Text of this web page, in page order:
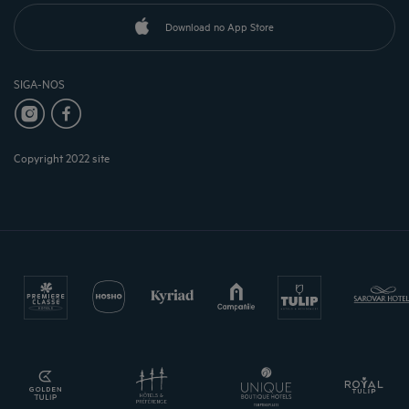
Download no App Store
SIGA-NOS
Copyright 2022 site